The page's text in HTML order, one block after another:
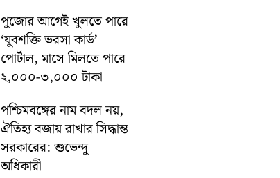
পুজোর আগেই খুলতে পারে
‘যুবশক্তি ভরসা কার্ড’
পোর্টাল, মাসে মিলতে পারে
২,০০০-৩,০০০ টাকা
পশ্চিমবঙ্গের নাম বদল নয়,
ঐতিহ্য বজায় রাখার সিদ্ধান্ত
সরকারের: শুভেন্দু
অধিকারী